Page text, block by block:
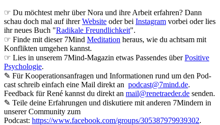
☞ Du möchtest mehr über Nora und ihre Arbeit erfahren? Dann
schau doch mal auf ihrerWebsite oder bei Instagram vorbei oder lies
ihr neues Buch "Radikale Freundlichkeit".
☞ Finde mit dieser 7Mind Meditation heraus, wie du achtsam mit
Konflikten umgehen kannst.
☞ Lies in unserem 7Mind-Magazin etwas Passendes überPositive
Psychologie.
✎ Für Koope­ra­ti­ons­an­fra­gen und Infor­ma­tio­nen rund um den Pod­
cast schreib ein­fach eine Mail direkt an podcast@7mind.de.
Feedback für René kannst du direkt an mail@renetraeder.de senden.
✎ Teile deine Erfahrungen und diskutiere mit anderen 7Mindern in
unserer Community zum
Podcast: https://www.facebook.com/groups/305387979939302.